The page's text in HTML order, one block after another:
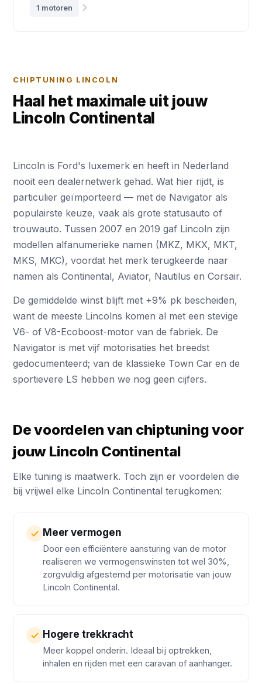
1 motoren
CHIPTUNING LINCOLN
Haal het maximale uit jouw
Lincoln Continental
Lincoln is Ford's luxemerk en heeft in Nederland
nooit een dealernetwerk gehad. Wat hier rijdt, is
particulier geïmporteerd — met de Navigator als
populairste keuze, vaak als grote statusauto of
trouwauto. Tussen 2007 en 2019 gaf Lincoln zijn
modellen alfanumerieke namen (MKZ, MKX, MKT,
MKS, MKC), voordat het merk terugkeerde naar
namen als Continental, Aviator, Nautilus en Corsair.
De gemiddelde winst blijft met +9% pk bescheiden,
want de meeste Lincolns komen al met een stevige
V6- of V8-Ecoboost-motor van de fabriek. De
Navigator is met vijf motorisaties het breedst
gedocumenteerd; van de klassieke Town Car en de
sportievere LS hebben we nog geen cijfers.
De voordelen van chiptuning voor
jouw Lincoln Continental
Elke tuning is maatwerk. Toch zijn er voordelen die
bij vrijwel elke Lincoln Continental terugkomen:
Meer vermogen
Door een efficiëntere aansturing van de motor
realiseren we vermogenswinsten tot wel 30%,
zorgvuldig afgestemd per motorisatie van jouw
Lincoln Continental.
Hogere trekkracht
Meer koppel onderin. Ideaal bij optrekken,
inhalen en rijden met een caravan of aanhanger.